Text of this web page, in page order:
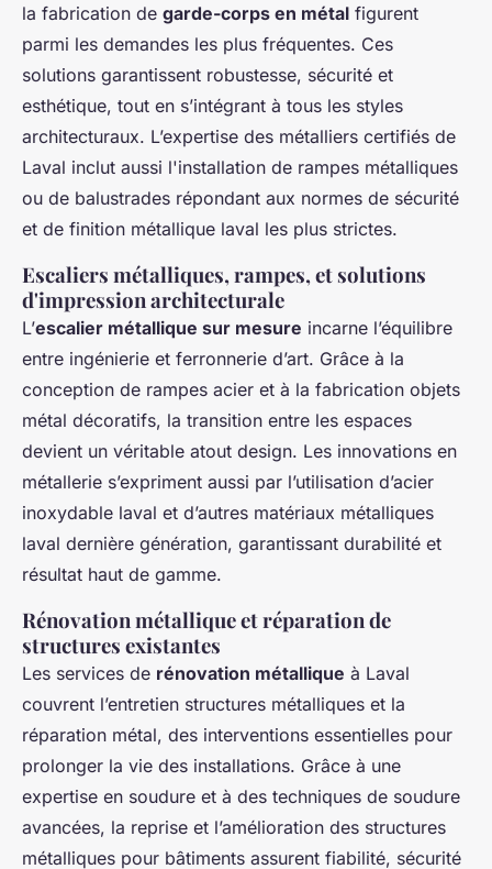
la fabrication de garde-corps en métal figurent
parmi les demandes les plus fréquentes. Ces
solutions garantissent robustesse, sécurité et
esthétique, tout en s’intégrant à tous les styles
architecturaux. L’expertise des métalliers certifiés de
Laval inclut aussi l'installation de rampes métalliques
ou de balustrades répondant aux normes de sécurité
et de finition métallique laval les plus strictes.
Escaliers métalliques, rampes, et solutions
d'impression architecturale
L’escalier métallique sur mesure incarne l’équilibre
entre ingénierie et ferronnerie d’art. Grâce à la
conception de rampes acier et à la fabrication objets
métal décoratifs, la transition entre les espaces
devient un véritable atout design. Les innovations en
métallerie s’expriment aussi par l’utilisation d’acier
inoxydable laval et d’autres matériaux métalliques
laval dernière génération, garantissant durabilité et
résultat haut de gamme.
Rénovation métallique et réparation de
structures existantes
Les services de rénovation métallique à Laval
couvrent l’entretien structures métalliques et la
réparation métal, des interventions essentielles pour
prolonger la vie des installations. Grâce à une
expertise en soudure et à des techniques de soudure
avancées, la reprise et l’amélioration des structures
métalliques pour bâtiments assurent fiabilité, sécurité